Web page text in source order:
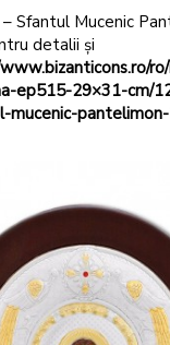
Sfantul Mucenic
detalii și
ep515-29×31-cm/
mucenic-